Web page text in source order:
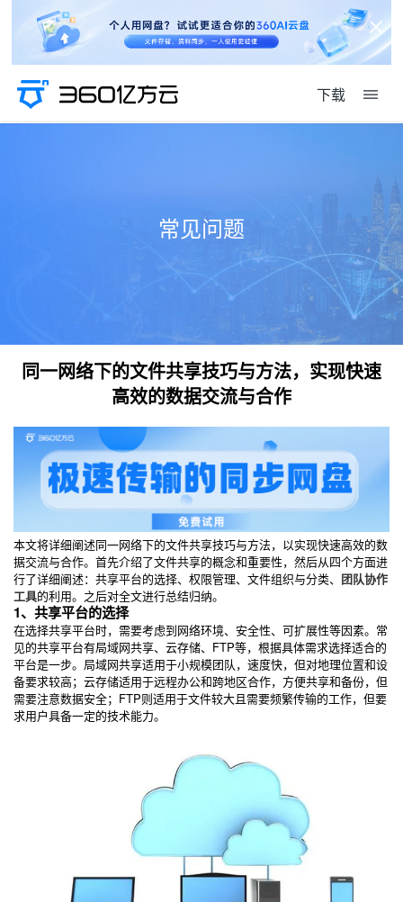
下载
常见问题
同一网络下的文件共享技巧与方法，实现快速
高效的数据交流与合作
本文将详细阐述同一网络下的文件共享技巧与方法，以实现快速高效的数
据交流与合作。首先介绍了文件共享的概念和重要性，然后从四个方面进
行了详细阐述：共享平台的选择、权限管理、文件组织与分类、 团队协作
工具的利用。之后对全文进行总结归纳。
1、共享平台的选择
在选择共享平台时，需要考虑到网络环境、安全性、可扩展性等因素。常
见的共享平台有局域网共享、云存储、FTP等，根据具体需求选择适合的
平台是一步。局域网共享适用于小规模团队，速度快，但对地理位置和设
备要求较高；云存储适用于远程办公和跨地区合作，方便共享和备份，但
需要注意数据安全；FTP则适用于文件较大且需要频繁传输的工作，但要
求用户具备一定的技术能力。